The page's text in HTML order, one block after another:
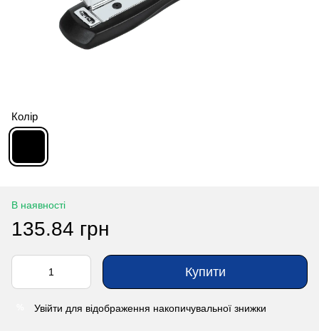
Колір
В наявності
135.84 грн
Купити
Увійти для відображення накопичувальної знижки